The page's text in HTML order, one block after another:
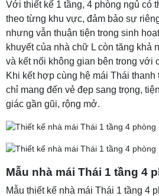
Với thiết kế 1 tầng, 4 phòng ngủ có
theo từng khu vực, đảm bảo sự
nhưng vẫn thuận tiện trong sinh
khuyết của nhà chữ L còn tăng khả
và kết nối không gian bên trong với
Khi kết hợp cùng hệ mái Thái thanh
chỉ mang đến vẻ đẹp sang trọng,
giác gần gũi, rộng mở.
Mẫu nhà mái Thái 1 tầng 4
Mẫu thiết kế nhà mái Thái 1 tầng 4